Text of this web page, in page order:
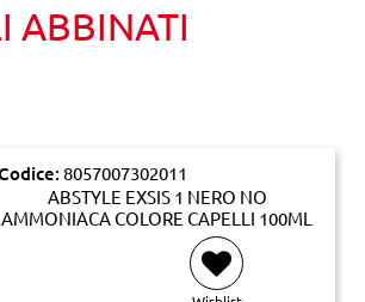
ABBINATI
8057007302011
ABSTYLE EXSIS 1 NERO NO
AMMONIACA COLORE CAPELLI 100ML